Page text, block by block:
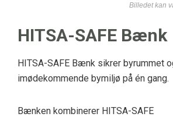
Billedet kan
HITSA-SAFE Bænk
HITSA-SAFE Bænk sikrer byrummet
imødekommende bymiljø på én gang.
Bænken kombinerer HITSA-SAFE